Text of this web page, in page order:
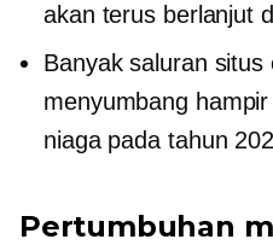
akan terus berlanjut
Banyak saluran situs
menyumbang
niaga pada tahun
Pertumbuhan